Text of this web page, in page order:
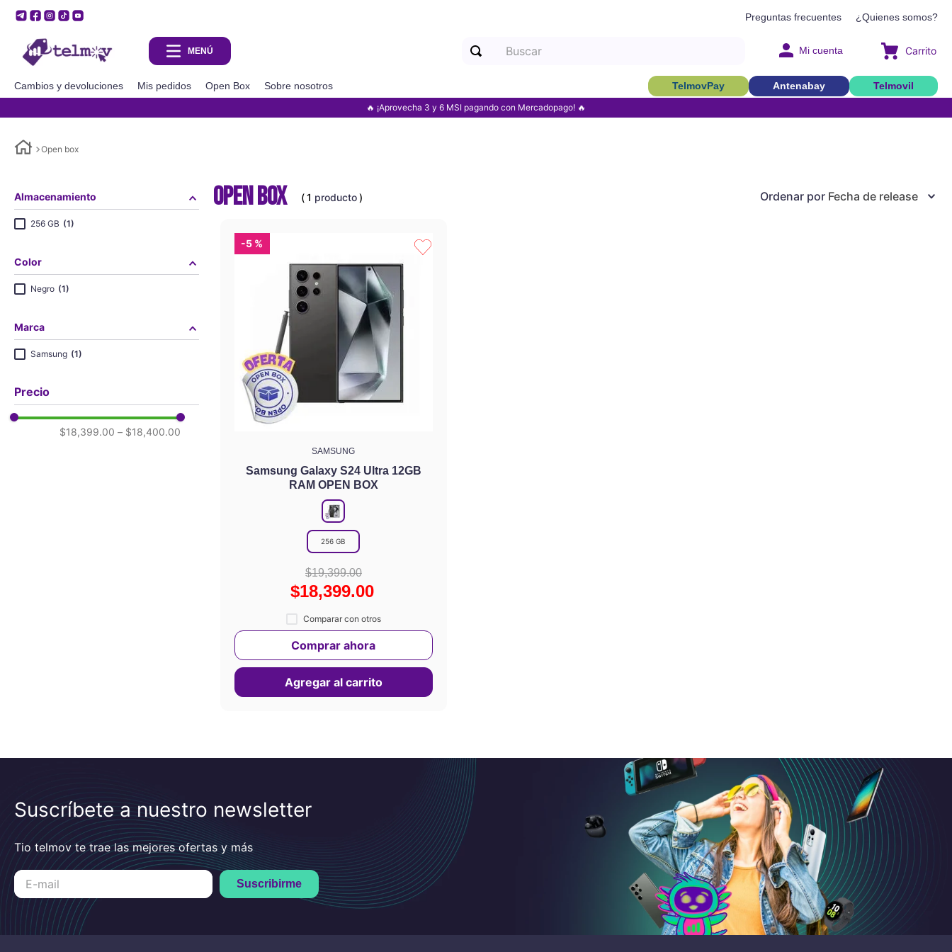
Preguntas frecuentes ¿Quienes somos?
Buscar
Mi cuenta
Cambios y devoluciones Mis pedidos Open Box Sobre nosotros TelmovPay Antenabay Telmovil
🔥 ¡Aprovecha 3 y 6 MSI pagando con Mercadopago! 🔥
Open box
Almacenamiento
256 GB (1)
Color
Negro (1)
Marca
Samsung (1)
$18,399.00 – $18,400.00
Open box 1 producto Ordenar por Fecha de release
-5 %
SAMSUNG
Samsung Galaxy S24 Ultra 12GB
RAM OPEN BOX
256 GB
$18,399.00
$19,399.00
Comprar ahora
Agregar al carrito
Suscríbete a nuestro newsletter
Tio telmov te trae las mejores ofertas y más
Suscribirme